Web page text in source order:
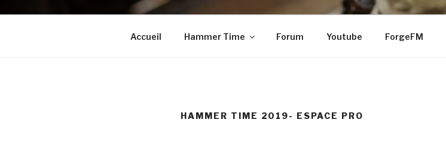
Accueil Hammer Time Forum Youtube ForgeFM
HAMMER TIME 2019- ESPACE PRO